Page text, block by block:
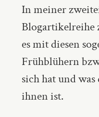
In meiner
Blogartikelreihe
es mit diesen
Frühblühern
sich hat und was
ihnen ist.